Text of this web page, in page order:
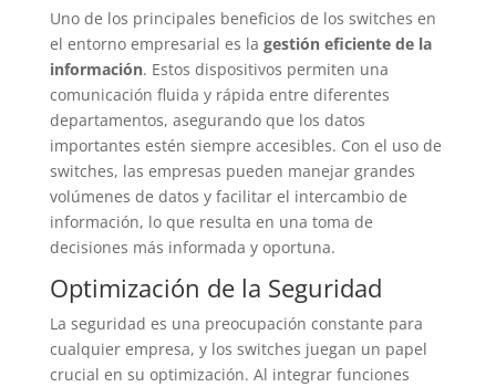
Uno de los principales beneficios de los switches en
el entorno empresarial es la gestión eficiente de la
información. Estos dispositivos permiten una
comunicación fluida y rápida entre diferentes
departamentos, asegurando que los datos
importantes estén siempre accesibles. Con el uso de
switches, las empresas pueden manejar grandes
volúmenes de datos y facilitar el intercambio de
información, lo que resulta en una toma de
decisiones más informada y oportuna.
Optimización de la Seguridad
La seguridad es una preocupación constante para
cualquier empresa, y los switches juegan un papel
crucial en su optimización. Al integrar funciones